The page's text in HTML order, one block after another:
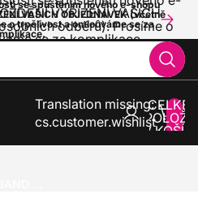
se spuštěním nového e-shopu
VAŠICH OBJEDNÁVEK (včetně
o trpělivost a omlouváme se za
VYŘÍZENÍ VAŠICH
odběrů). Prosíme o
se za komplikace.
Translation missing:
cs.customer.wishlist
V
0